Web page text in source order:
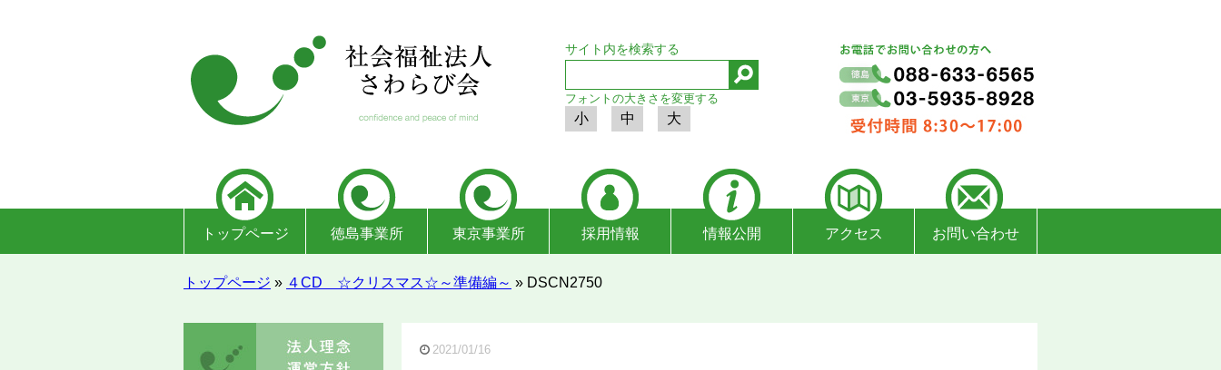
サイト内を検索する
フォントの大きさを変更する
小 中 大
トップページ 徳島事業所 東京事業所 採用情報 情報公開 アクセス お問い合わせ
トップページ » ４CD ☆クリスマス☆～準備編～ » DSCN2750
2021/01/16